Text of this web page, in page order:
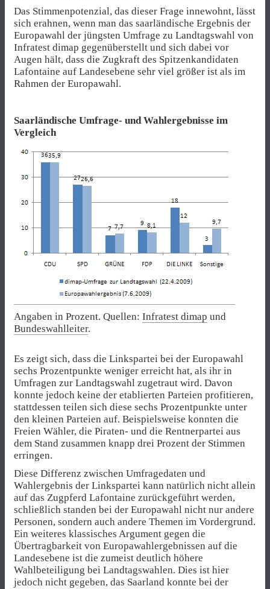
Das Stimmenpotenzial, das dieser Frage innewohnt, lässt
sich erahnen, wenn man das saarländische Ergebnis der
Europawahl der jüngsten Umfrage zu Landtagswahl von
Infratest dimap gegenüberstellt und sich dabei vor
Augen hält, dass die Zugkraft des Spitzenkandidaten
Lafontaine auf Landesebene sehr viel größer ist als im
Rahmen der Europawahl.
Saarländische Umfrage- und Wahlergebnisse im
Vergleich
Angaben in Prozent. Quellen: Infratest dimap und
Bundeswahlleiter.
Es zeigt sich, dass die Linkspartei bei der Europawahl
sechs Prozentpunkte weniger erreicht hat, als ihr in
Umfragen zur Landtagswahl zugetraut wird. Davon
konnte jedoch keine der etablierten Parteien profitieren,
stattdessen teilen sich diese sechs Prozentpunkte unter
den kleinen Parteien auf. Beispielsweise konnten die
Freien Wähler, die Piraten- und die Rentnerpartei aus
dem Stand zusammen knapp drei Prozent der Stimmen
erringen.
Diese Differenz zwischen Umfragedaten und
Wahlergebnis der Linkspartei kann natürlich nicht allein
auf das Zugpferd Lafontaine zurückgeführt werden,
schließlich standen bei der Europawahl nicht nur andere
Personen, sondern auch andere Themen im Vordergrund.
Ein weiteres klassisches Argument gegen die
Übertragbarkeit von Europawahlergebnissen auf die
Landesebene ist die zumeist deutlich höhere
Wahlbeteiligung bei Landtagswahlen. Dies ist hier
jedoch nicht gegeben, das Saarland konnte bei der